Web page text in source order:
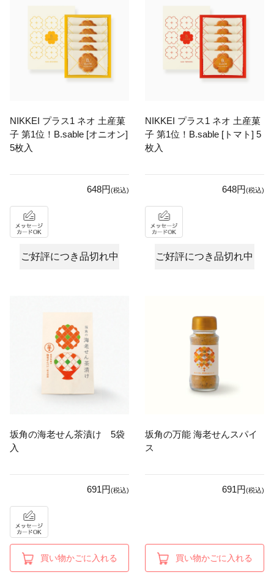
NIKKEI プラス1 ネオ 土産菓
子 第1位！B.sable [オニオン]
5枚入
648円(税込)
ご好評につき品切れ中
NIKKEI プラス1 ネオ 土産菓
子 第1位！B.sable [トマト] 5
枚入
648円(税込)
ご好評につき品切れ中
坂角の海老せん茶漬け 5袋
入
691円(税込)
買い物かごに入れる
坂角の万能 海老せんスパイ
ス
691円(税込)
買い物かごに入れる